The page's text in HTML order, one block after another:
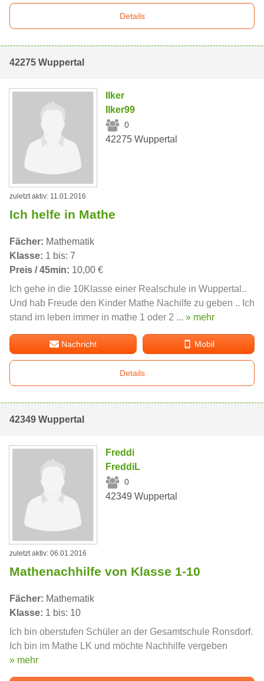
Details
42275 Wuppertal
Ilker
Ilker99
0
42275 Wuppertal
zuletzt aktiv: 11.01.2016
Ich helfe in Mathe
Fächer: Mathematik
Klasse: 1 bis: 7
Preis / 45min: 10,00 €
Ich gehe in die 10Klasse einer Realschule in Wuppertal..
Und hab Freude den Kinder Mathe Nachilfe zu geben .. Ich
stand im leben immer in mathe 1 oder 2 ... » mehr
Nachricht Mobil
Details
42349 Wuppertal
Freddi
FreddiL
0
42349 Wuppertal
zuletzt aktiv: 06.01.2016
Mathenachhilfe von Klasse 1-10
Fächer: Mathematik
Klasse: 1 bis: 10
Ich bin oberstufen Schüler an der Gesamtschule Ronsdorf.
Ich bin im Mathe LK und möchte Nachhilfe vergeben
» mehr